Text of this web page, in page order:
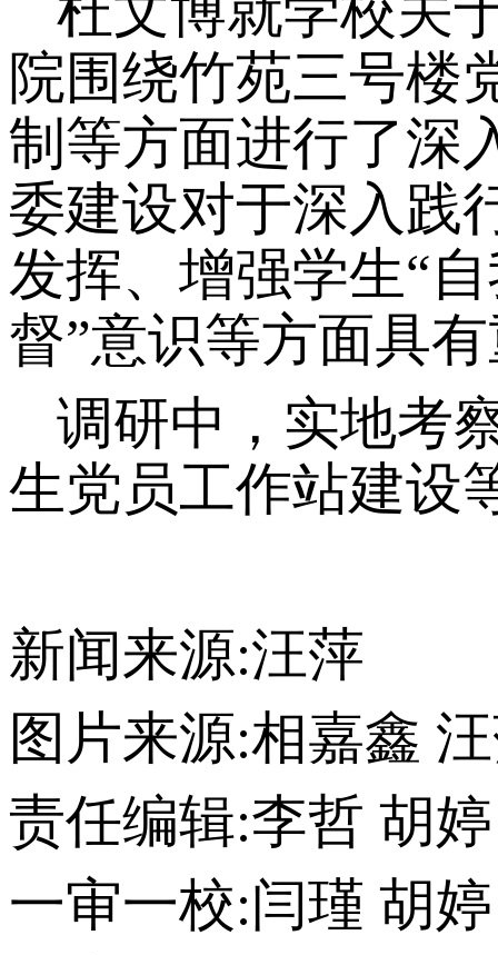
院围绕竹苑三号楼
制等方面进行了深
委建设对于深入践
发挥、增强学生“
督”意识等方面具
调研中，实地考
生党员工作站建设
新闻来源:汪萍
图片来源:相嘉鑫
责任编辑:李哲 胡婷
一审一校:闫瑾 胡婷